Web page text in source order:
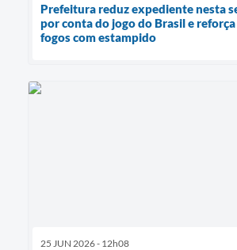
Prefeitura reduz expediente nesta
por conta do jogo do Brasil e
fogos com estampido
25 JUN 2026 - 12h08